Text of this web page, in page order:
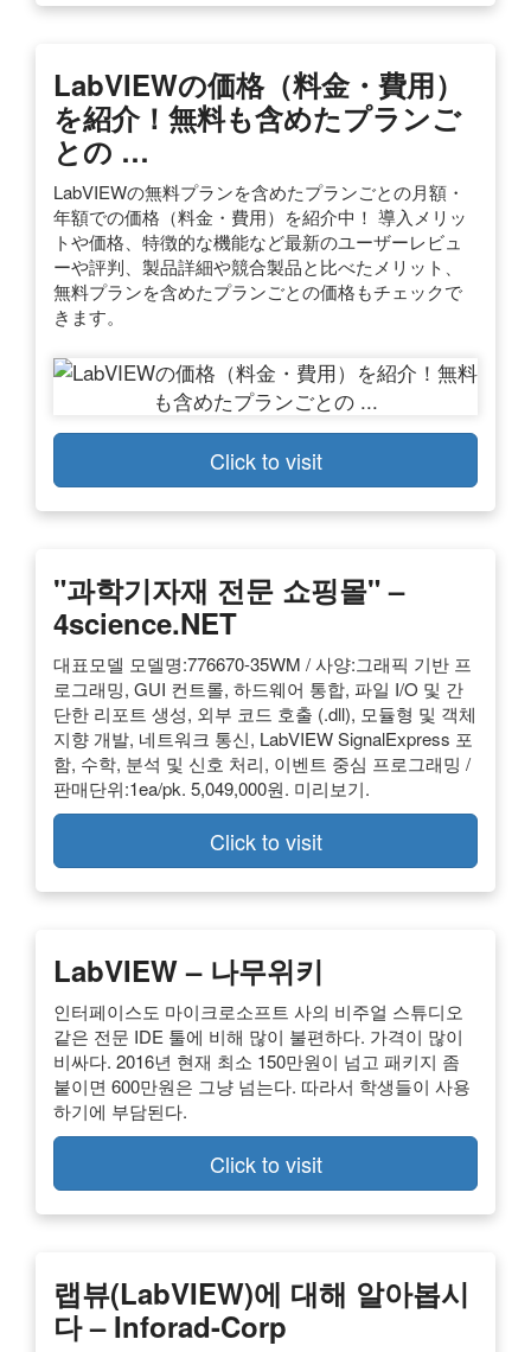
LabVIEWの価格（料金・費用）
を紹介！無料も含めたプランご
との …
LabVIEWの無料プランを含めたプランごとの月額・
年額での価格（料金・費用）を紹介中！ 導入メリッ
トや価格、特徴的な機能など最新のユーザーレビュ
ーや評判、製品詳細や競合製品と比べたメリット、
無料プランを含めたプランごとの価格もチェックで
きます。
Click to visit
"과학기자재 전문 쇼핑몰" –
4science.NET
대표모델 모델명:776670-35WM / 사양:그래픽 기반 프
로그래밍, GUI 컨트롤, 하드웨어 통합, 파일 I/O 및 간
단한 리포트 생성, 외부 코드 호출 (.dll), 모듈형 및 객체
지향 개발, 네트워크 통신, LabVIEW SignalExpress 포
함, 수학, 분석 및 신호 처리, 이벤트 중심 프로그래밍 /
판매단위:1ea/pk. 5,049,000원. 미리보기.
Click to visit
LabVIEW – 나무위키
인터페이스도 마이크로소프트 사의 비주얼 스튜디오
같은 전문 IDE 툴에 비해 많이 불편하다. 가격이 많이
비싸다. 2016년 현재 최소 150만원이 넘고 패키지 좀
붙이면 600만원은 그냥 넘는다. 따라서 학생들이 사용
하기에 부담된다.
Click to visit
랩뷰(LabVIEW)에 대해 알아봅시
다 – Inforad-Corp